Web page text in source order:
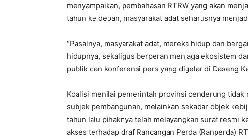
menyampaikan, pembahasan RTRW yang akan
tahun ke depan, masyarakat adat seharusnya
“Pasalnya, masyarakat adat, mereka hidup dan
hidupnya, sekaligus berperan menjaga ekosistem
publik dan konferensi pers yang digelar di Daseng
‎Koalisi menilai pemerintah provinsi cenderung tidak
subjek pembangunan, melainkan sekadar objek
tahun lalu pihaknya telah melayangkan surat resmi
akses terhadap draf Rancangan Perda (Ranperda)